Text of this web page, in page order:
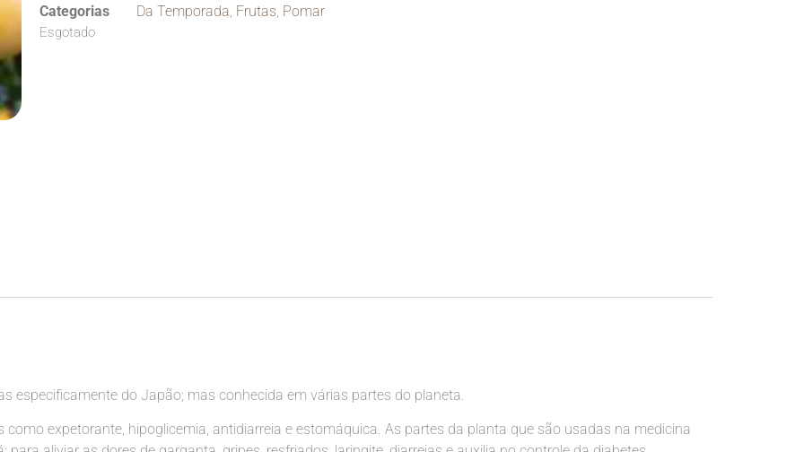
Categorias
Da Temporada, Frutas, Pomar
Esgotado
especificamente do Japão; mas conhecida em várias partes do planeta.
como expetorante, hipoglicemia, antidiarreia e estomáquica. As partes da planta que são usadas na medicina